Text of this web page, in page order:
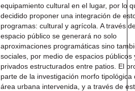
equipamiento cultural en el lugar, por lo
decidido proponer una integración de
programas: cultural y agrícola. A través
espacio público se generará no solo
aproximaciones programáticas sino
sociales, por medio de espacios públicos
privados estructurados entre patios. El
parte de la investigación morfo tipológica
área urbana intervenida, y a través de